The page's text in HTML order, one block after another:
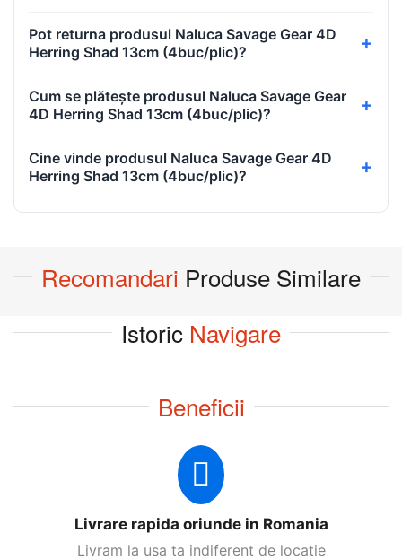
Pot returna produsul Naluca Savage Gear 4D
Herring Shad 13cm (4buc/plic)?
Cum se plătește produsul Naluca Savage Gear
4D Herring Shad 13cm (4buc/plic)?
Cine vinde produsul Naluca Savage Gear 4D
Herring Shad 13cm (4buc/plic)?
Recomandari Produse Similare
Istoric Navigare
Beneficii
Livrare rapida oriunde in Romania
Livram la usa ta indiferent de locatie